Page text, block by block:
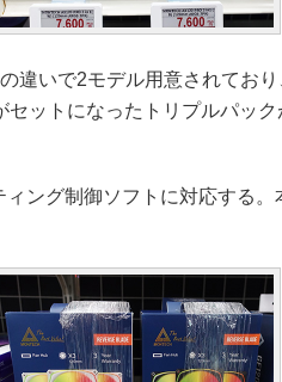
違いで2モデル用意されてお
ットになったトリプルパック
ング制御ソフトに対応する。